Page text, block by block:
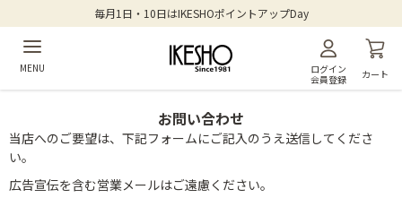
毎月1日・10日はIKESHOポイントアップDay
MENU
ログイン
会員登録
カート
お問い合わせ
当店へのご要望は、下記フォームにご記入のうえ送信してくださ
い。
広告宣伝を含む営業メールはご遠慮ください。